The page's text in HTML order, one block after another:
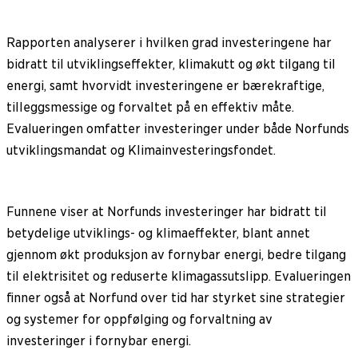
Rapporten analyserer i hvilken grad investeringene har
bidratt til utviklingseffekter, klimakutt og økt tilgang til
energi, samt hvorvidt investeringene er bærekraftige,
tilleggsmessige og forvaltet på en effektiv måte.
Evalueringen omfatter investeringer under både Norfunds
utviklingsmandat og Klimainvesteringsfondet.
Funnene viser at Norfunds investeringer har bidratt til
betydelige utviklings- og klimaeffekter, blant annet
gjennom økt produksjon av fornybar energi, bedre tilgang
til elektrisitet og reduserte klimagassutslipp. Evalueringen
finner også at Norfund over tid har styrket sine strategier
og systemer for oppfølging og forvaltning av
investeringer i fornybar energi.